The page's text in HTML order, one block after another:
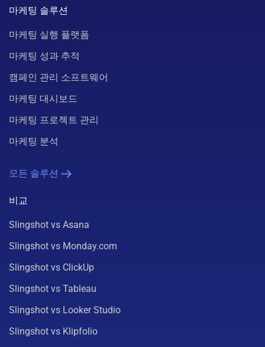
마케팅 솔루션
마케팅 실행 플랫폼
마케팅 성과 추적
캠페인 관리 소프트웨어
마케팅 대시보드
마케팅 프로젝트 관리
마케팅 분석
모든 솔루션
비교
Slingshot vs Asana
Slingshot vs Monday.com
Slingshot vs ClickUp
Slingshot vs Tableau
Slingshot vs Looker Studio
Slingshot vs Klipfolio